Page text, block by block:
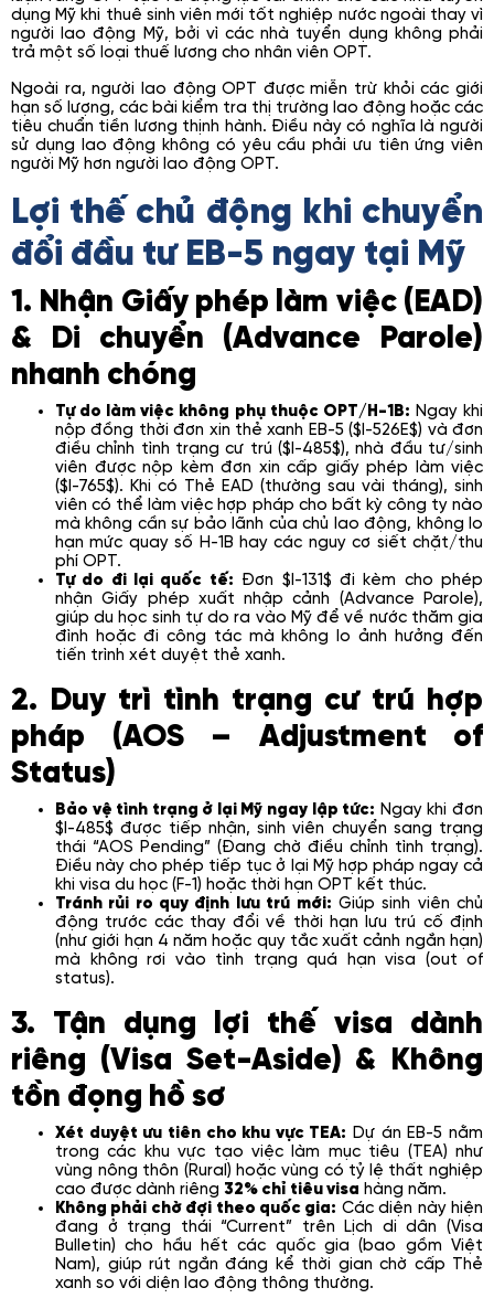
dụng Mỹ khi thuê sinh viên mới tốt nghiệp nước ngoài thay vì
người lao động Mỹ, bởi vì các nhà tuyển dụng không phải
trả một số loại thuế lương cho nhân viên OPT.
Ngoài ra, người lao động OPT được miễn trừ khỏi các giới
hạn số lượng, các bài kiểm tra thị trường lao động hoặc các
tiêu chuẩn tiền lương thịnh hành. Điều này có nghĩa là người
sử dụng lao động không có yêu cầu phải ưu tiên ứng viên
người Mỹ hơn người lao động OPT.
Lợi thế chủ động khi chuyển
đổi đầu tư EB-5 ngay tại Mỹ
1. Nhận Giấy phép làm việc (EAD)
& Di chuyển (Advance Parole)
nhanh chóng
Tự do làm việc không phụ thuộc OPT/H-1B: Ngay khi
nộp đồng thời đơn xin thẻ xanh EB-5 ($I-526E$) và đơn
điều chỉnh tình trạng cư trú ($I-485$), nhà đầu tư/sinh
viên được nộp kèm đơn xin cấp giấy phép làm việc
($I-765$). Khi có Thẻ EAD (thường sau vài tháng), sinh
viên có thể làm việc hợp pháp cho bất kỳ công ty nào
mà không cần sự bảo lãnh của chủ lao động, không lo
hạn mức quay số H-1B hay các nguy cơ siết chặt/thu
phí OPT.
Tự do đi lại quốc tế: Đơn $I-131$ đi kèm cho phép
nhận Giấy phép xuất nhập cảnh (Advance Parole),
giúp du học sinh tự do ra vào Mỹ để về nước thăm gia
đình hoặc đi công tác mà không lo ảnh hưởng đến
tiến trình xét duyệt thẻ xanh.
2. Duy trì tình trạng cư trú hợp
pháp (AOS – Adjustment of
Status)
Bảo vệ tình trạng ở lại Mỹ ngay lập tức: Ngay khi đơn
$I-485$ được tiếp nhận, sinh viên chuyển sang trạng
thái “AOS Pending” (Đang chờ điều chỉnh tình trạng).
Điều này cho phép tiếp tục ở lại Mỹ hợp pháp ngay cả
khi visa du học (F-1) hoặc thời hạn OPT kết thúc.
Tránh rủi ro quy định lưu trú mới: Giúp sinh viên chủ
động trước các thay đổi về thời hạn lưu trú cố định
(như giới hạn 4 năm hoặc quy tắc xuất cảnh ngắn hạn)
mà không rơi vào tình trạng quá hạn visa (out of
status).
3. Tận dụng lợi thế visa dành
riêng (Visa Set-Aside) & Không
tồn đọng hồ sơ
Xét duyệt ưu tiên cho khu vực TEA: Dự án EB-5 nằm
trong các khu vực tạo việc làm mục tiêu (TEA) như
vùng nông thôn (Rural) hoặc vùng có tỷ lệ thất nghiệp
cao được dành riêng 32% chỉ tiêu visa hàng năm.
Không phải chờ đợi theo quốc gia: Các diện này hiện
đang ở trạng thái “Current” trên Lịch di dân (Visa
Bulletin) cho hầu hết các quốc gia (bao gồm Việt
Nam), giúp rút ngắn đáng kể thời gian chờ cấp Thẻ
xanh so với diện lao động thông thường.